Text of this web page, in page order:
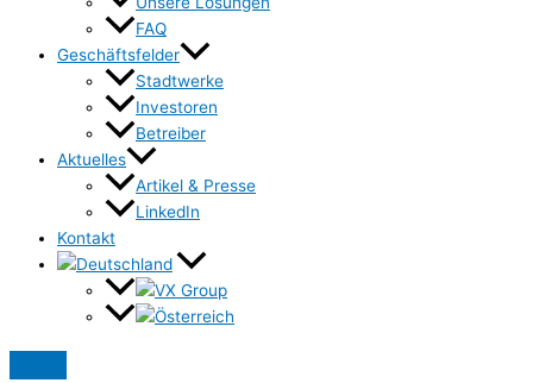
FAQ
Geschäftsfelder
Stadtwerke
Investoren
Betreiber
Aktuelles
Artikel & Presse
LinkedIn
Kontakt